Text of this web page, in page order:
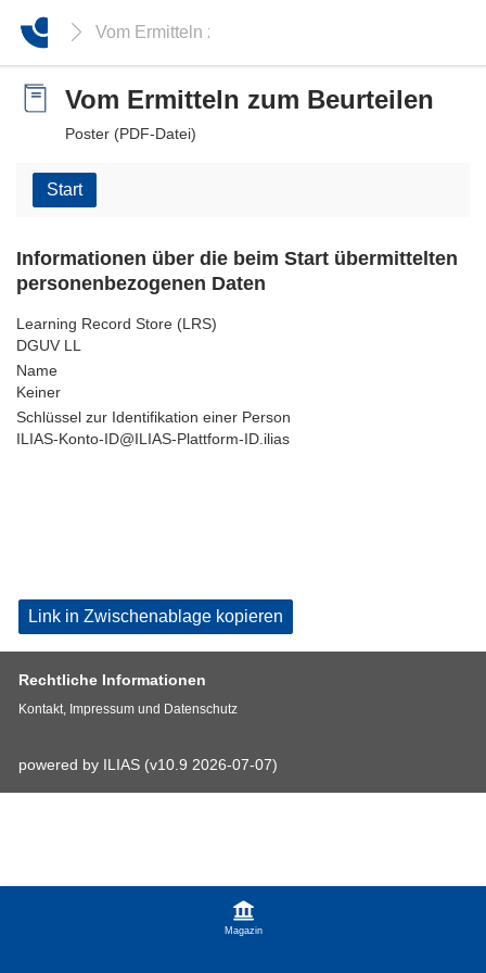
Vom Ermitteln zum Beurteilen
Magazin
Vom Ermitteln zum Beurteilen
Poster (PDF-Datei)
Start
Informationen über die beim Start übermittelten
personenbezogenen Daten
Learning Record Store (LRS)
DGUV LL
Name
Keiner
Schlüssel zur Identifikation einer Person
ILIAS-Konto-ID@ILIAS-Plattform-ID.ilias
Link in Zwischenablage kopieren
Rechtliche Informationen
Kontakt, Impressum und Datenschutz
powered by ILIAS (v10.9 2026-07-07)